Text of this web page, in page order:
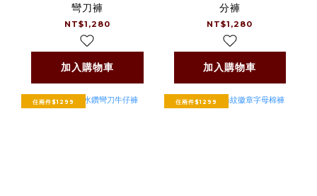
彎刀褲
NT$1,280
加入購物車
分褲
NT$1,280
加入購物車
任兩件$1299 任兩件$1299